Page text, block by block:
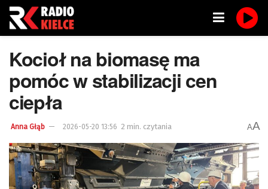
Kocioł na biomasę ma
pomóc w stabilizacji cen
ciepła
Anna Głąb 2026-05-20 13:56 2 min. czytania AA